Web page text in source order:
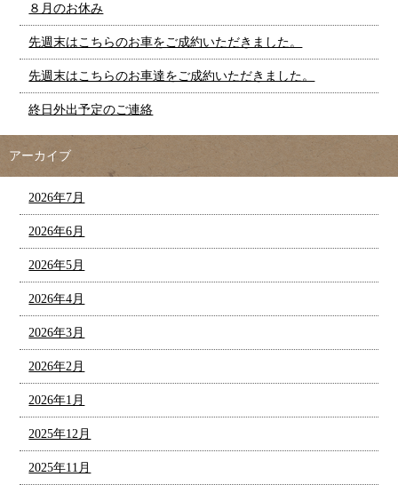
８月のお休み
先週末はこちらのお車をご成約いただきました。
先週末はこちらのお車達をご成約いただきました。
終日外出予定のご連絡
アーカイブ
2026年7月
2026年6月
2026年5月
2026年4月
2026年3月
2026年2月
2026年1月
2025年12月
2025年11月